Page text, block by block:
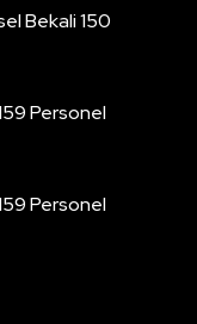
Bekali 150
Personel
Personel